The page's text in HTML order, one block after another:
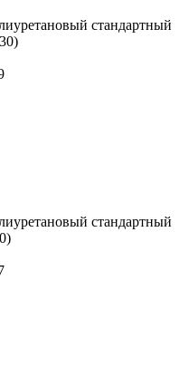
стандартный
стандартный